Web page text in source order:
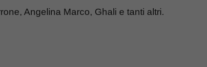
Angelina Marco, Ghali e tanti altri.